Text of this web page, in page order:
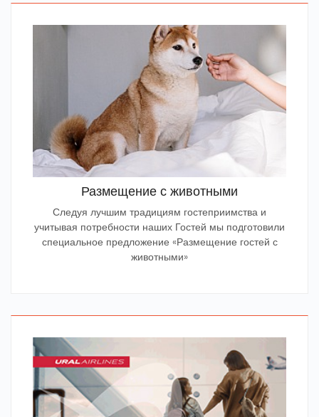
Размещение с животными
Следуя лучшим традициям гостеприимства и
учитывая потребности наших Гостей мы подготовили
специальное предложение «Размещение гостей с
животными»